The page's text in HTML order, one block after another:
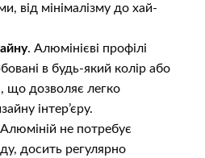
від мінімалізму до хай-
. Алюмінієві профілі
в будь-який колір або
що дозволяє легко
інтер’єру.
не потребує
досить регулярно